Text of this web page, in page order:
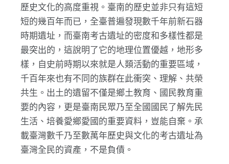
歷史文化的高度重視。臺南的歷史並非只有這短
短的幾百年而已，全臺普遍發現數千年前新石器
時期遺址，而臺南考古遺址的密度和多樣性都是
最突出的，這說明了它的地理位置優越，地形多
樣，自史前時期以來就是人類活動的重要區域，
千百年來也有不同的族群在此衝突、理解、共榮
共生。出土的遺留不僅是鄉土教育、國民教育重
要的內容，更是臺南民眾乃至全國國民了解先民
生活、培養愛鄉愛國的重要資料，豈能自棄。承
載臺灣數千乃至數萬年歷史與文化的考古遺址為
臺灣全民的資產，不是負債。